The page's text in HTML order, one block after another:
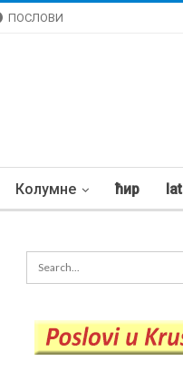
ПОСЛОВИ
Колумне ћир lat